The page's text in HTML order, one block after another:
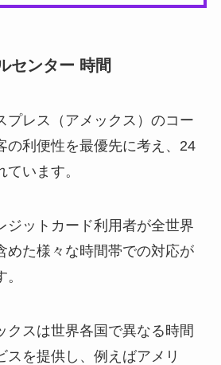
センター 時間
プレス（アメックス）のコー
の利便性を最優先に考え、24
います。
ジットカード利用者が全世界
めた様々な時間帯での対応が
クスは世界各国で異なる時間
スを提供し、例えばアメリ